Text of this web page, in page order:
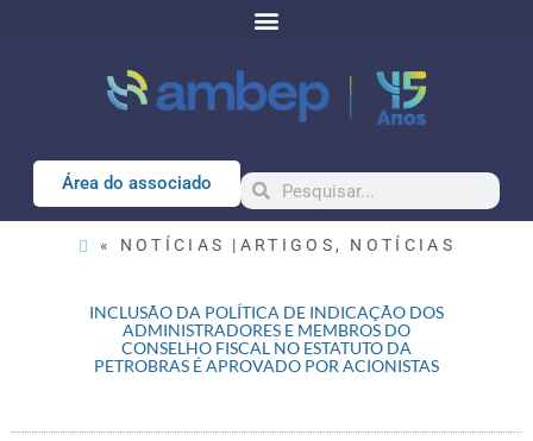
Área do associado
« NOTÍCIAS | ARTIGOS , NOTÍCIAS
INCLUSÃO DA POLÍTICA DE INDICAÇÃO DOS
ADMINISTRADORES E MEMBROS DO
CONSELHO FISCAL NO ESTATUTO DA
PETROBRAS É APROVADO POR ACIONISTAS